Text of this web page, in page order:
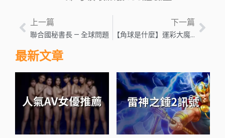
上一篇
聯合國秘書長 — 全球問題
下一篇
【角球是什麼】運彩大魔王？會玩角球富成球，不會角球扁成乾！
最新文章